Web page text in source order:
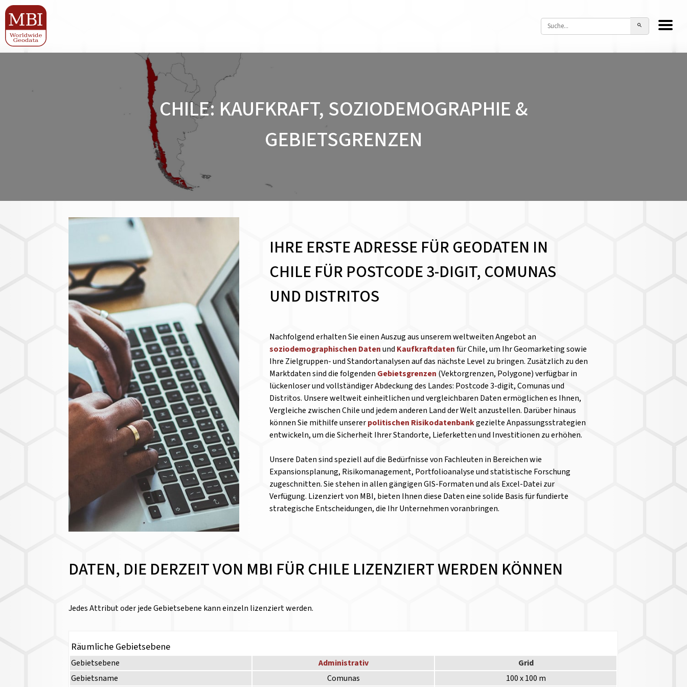
CHILE: KAUFKRAFT, SOZIODEMOGRAPHIE &
GEBIETSGRENZEN
IHRE ERSTE ADRESSE FÜR GEODATEN IN
CHILE FÜR POSTCODE 3-DIGIT, COMUNAS
UND DISTRITOS
Nachfolgend erhalten Sie einen Auszug aus unserem weltweiten Angebot an
soziodemographischen Datenund Kaufkraftdatenfür Chile, um Ihr Geomarketing sowie
Ihre Zielgruppen- und Standortanalysen auf das nächste Level zu bringen. Zusätzlich zu den
Marktdaten sind die folgenden Gebietsgrenzen (Vektorgrenzen, Polygone) verfügbar in
lückenloser und vollständiger Abdeckung des Landes: Postcode 3-digit, Comunas und
Distritos. Unsere weltweit einheitlichen und vergleichbaren Daten ermöglichen es Ihnen,
Vergleiche zwischen Chile und jedem anderen Land der Welt anzustellen. Darüber hinaus
können Sie mithilfe unsererpolitischen Risikodatenbankgezielte Anpassungsstrategien
entwickeln, um die Sicherheit Ihrer Standorte, Lieferketten und Investitionen zu erhöhen.
Unsere Daten sind speziell auf die Bedürfnisse von Fachleuten in Bereichen wie
Expansionsplanung, Risikomanagement, Portfolioanalyse und statistische Forschung
zugeschnitten. Sie stehen in allen gängigen GIS-Formaten und als Excel-Datei zur
Verfügung. Lizenziert von MBI, bieten Ihnen diese Daten eine solide Basis für fundierte
strategische Entscheidungen, die Ihr Unternehmen voranbringen.
DATEN, DIE DERZEIT VON MBI FÜR CHILE LIZENZIERT WERDEN KÖNNEN
Jedes Attribut oder jede Gebietsebene kann einzeln lizenziert werden.
Räumliche Gebietsebene
Gebietsebene Administrativ
Grid
Gebietsname
Comunas 100 x 100 m